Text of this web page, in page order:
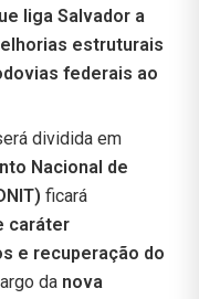
liga Salvador a
estruturais
federais ao
dividida em
Nacional de
ficará
caráter
e recuperação do
da nova